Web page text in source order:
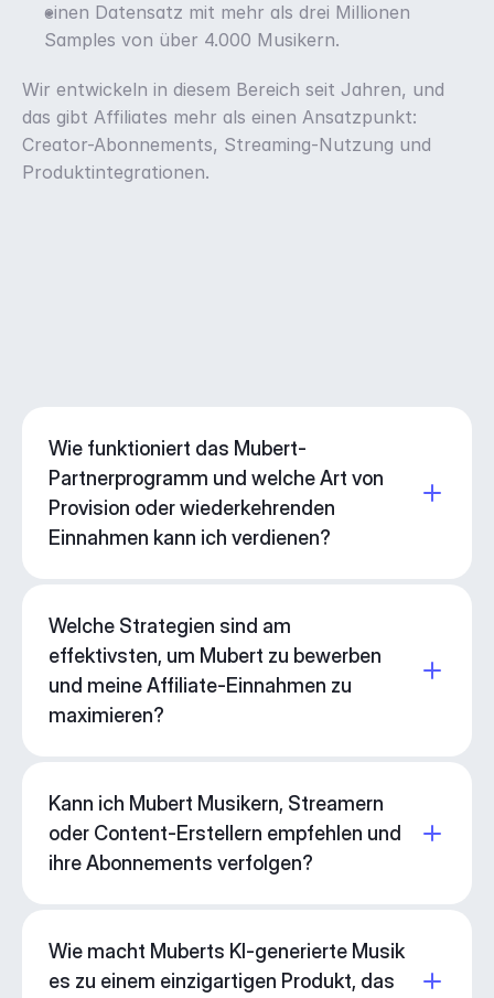
einen Datensatz mit mehr als drei Millionen
Samples von über 4.000 Musikern.
Wir entwickeln in diesem Bereich seit Jahren, und
das gibt Affiliates mehr als einen Ansatzpunkt:
Creator-Abonnements, Streaming-Nutzung und
Produktintegrationen.
Wie funktioniert das Mubert-
Partnerprogramm und welche Art von
Provision oder wiederkehrenden
Einnahmen kann ich verdienen?
Welche Strategien sind am
effektivsten, um Mubert zu bewerben
und meine Affiliate-Einnahmen zu
maximieren?
Kann ich Mubert Musikern, Streamern
oder Content-Erstellern empfehlen und
ihre Abonnements verfolgen?
Wie macht Muberts KI-generierte Musik
es zu einem einzigartigen Produkt, das